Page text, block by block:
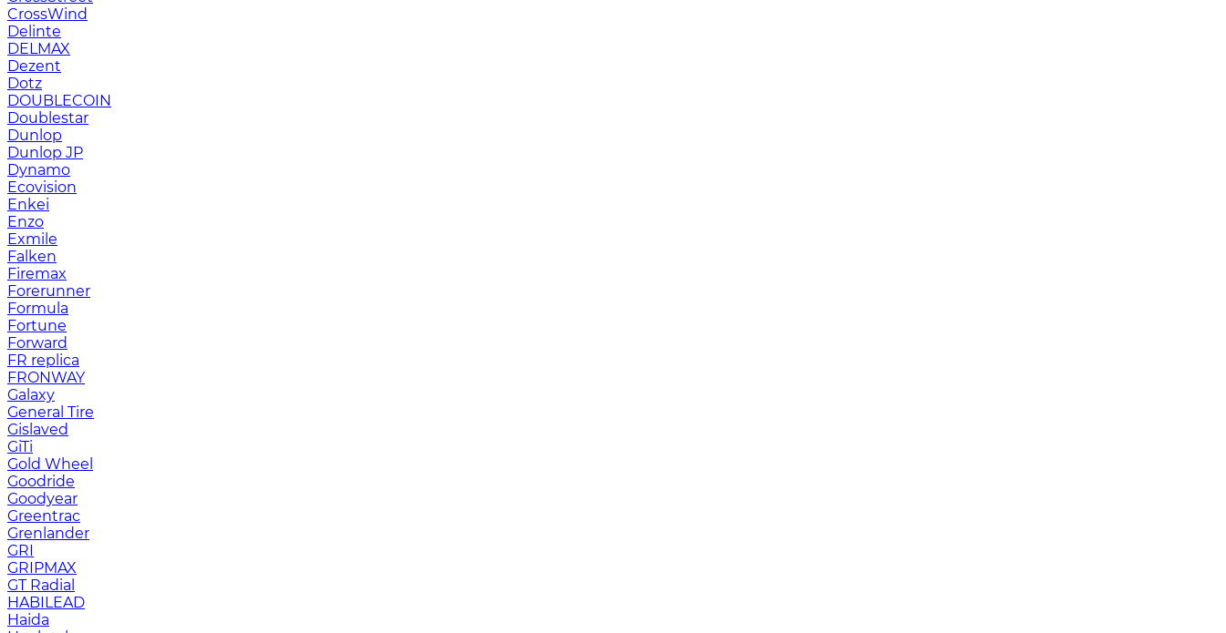
CrossWind
Delinte
DELMAX
Dezent
Dotz
DOUBLECOIN
Doublestar
Dunlop
Dunlop JP
Dynamo
Ecovision
Enkei
Enzo
Exmile
Falken
Firemax
Forerunner
Formula
Fortune
Forward
FR replica
FRONWAY
Galaxy
General Tire
Gislaved
GiTi
Gold Wheel
Goodride
Goodyear
Greentrac
Grenlander
GRI
GRIPMAX
GT Radial
HABILEAD
Haida